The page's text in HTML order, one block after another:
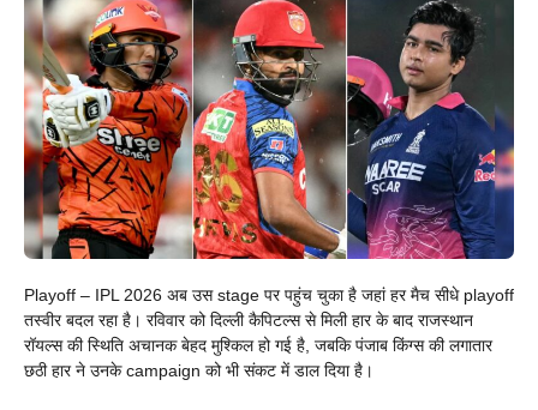
Playoff – IPL 2026 अब उस stage पर पहुंच चुका है जहां हर मैच सीधे playoff
तस्वीर बदल रहा है। रविवार को दिल्ली कैपिटल्स से मिली हार के बाद राजस्थान
रॉयल्स की स्थिति अचानक बेहद मुश्किल हो गई है, जबकि पंजाब किंग्स की लगातार
छठी हार ने उनके campaign को भी संकट में डाल दिया है।